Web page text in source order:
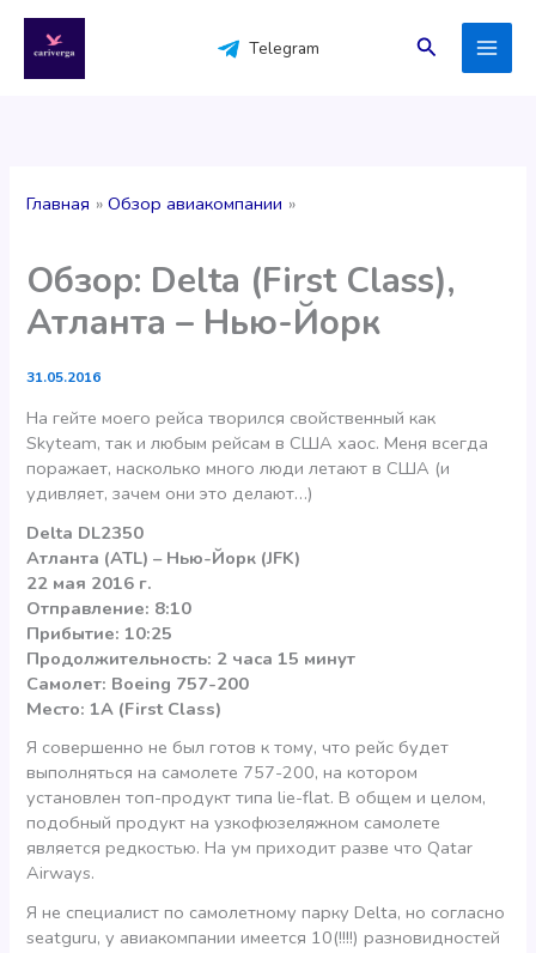
содержимому
Telegram Поиск
Главная Обзор авиакомпании
Обзор: Delta (First Class),
Атланта – Нью-Йорк
31.05.2016
На гейте моего рейса творился свойственный как
Skyteam, так и любым рейсам в США хаос. Меня всегда
поражает, насколько много люди летают в США (и
удивляет, зачем они это делают…)
Delta DL2350
Атланта (ATL) – Нью-Йорк (JFK)
22 мая 2016 г.
Отправление: 8:10
Прибытие: 10:25
Продолжительность: 2 часа 15 минут
Самолет: Boeing 757-200
Место: 1A (First Class)
Я совершенно не был готов к тому, что рейс будет
выполняться на самолете 757-200, на котором
установлен топ-продукт типа lie-flat. В общем и целом,
подобный продукт на узкофюзеляжном самолете
является редкостью. На ум приходит разве что Qatar
Airways.
Я не специалист по самолетному парку Delta, но согласно
seatguru, у авиакомпании имеется 10(!!!!) разновидностей